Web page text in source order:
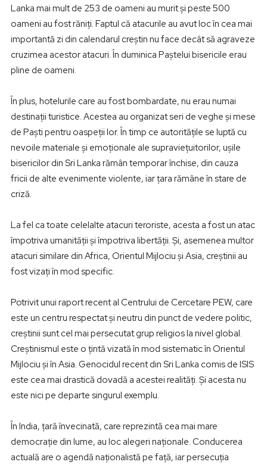
Lanka mai mult de 253 de oameni au murit și peste 500
oameni au fost răniți. Faptul că atacurile au avut loc în cea mai
importantă zi din calendarul creștin nu face decât să agraveze
cruzimea acestor atacuri. În duminica Paștelui bisericile erau
pline de oameni.
În plus, hotelurile care au fost bombardate, nu erau numai
destinații turistice. Acestea au organizat seri de veghe și mese
de Paști pentru oaspeții lor. În timp ce autoritățile se luptă cu
nevoile materiale și emoționale ale supraviețuitorilor, ușile
bisericilor din Sri Lanka rămân temporar închise, din cauza
fricii de alte evenimente violente, iar țara rămâne în stare de
criză.
La fel ca toate celelalte atacuri teroriste, acesta a fost un atac
împotriva umanității și împotriva libertății. Și, asemenea multor
atacuri similare din Africa, Orientul Mijlociu și Asia, creștinii au
fost vizați în mod specific.
Potrivit unui raport recent al Centrului de Cercetare PEW, care
este un centru respectat și neutru din punct de vedere politic,
creștinii sunt cel mai persecutat grup religios la nivel global.
Creștinismul este o țintă vizată în mod sistematic în Orientul
Mijlociu și în Asia. Genocidul recent din Sri Lanka comis de ISIS
este cea mai drastică dovadă a acestei realități. Și acesta nu
este nici pe departe singurul exemplu.
În India, țară învecinată, care reprezintă cea mai mare
democrație din lume, au loc alegeri naționale. Conducerea
actuală are o agendă naționalistă pe față, iar persecuția